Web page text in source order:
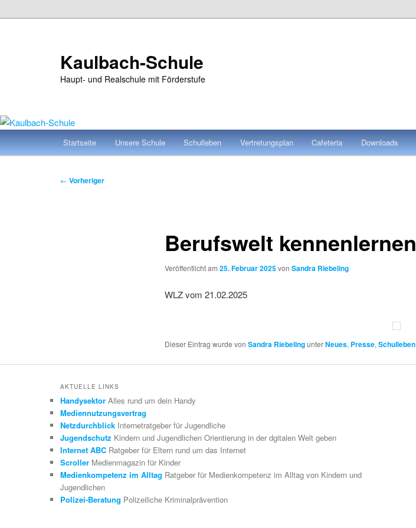
Kaulbach-Schule
Haupt- und Realschule mit Förderstufe
Hauptmenü Startseite Unsere Schule Schulleben Vertretungsplan Cafeteria Downloads
Beitragsnavigation
← Vorheriger
Berufswelt kennenlernen
Veröffentlicht am25. Februar 2025vonSandra Riebeling
WLZ vom 21.02.2025
Dieser Eintrag wurde vonSandra RiebelingunterNeues, Presse,Schulleben
AKTUELLE LINKS
Handysektor Alles rund um dein Handy
Mediennutzungsvertrag
Netzdurchblick Internetratgeber für Jugendliche
Jugendschutz Kindern und Jugendlichen Orientierung in der dgitalen Welt geben
Internet ABC Ratgeber für Eltern rund um das Internet
Scroller Medienmagazin für Kinder
Medienkompetenz im Alltag Ratgeber für Medienkompetenz im Alltag von Kindern und
Jugendlichen
Polizei-Beratung Polizeiliche Kriminalprävention